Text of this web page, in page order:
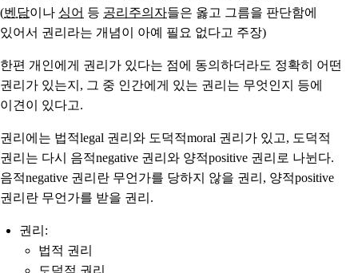
(벤담이나 싱어 등 공리주의자들은 옳고 그름을 판단함에
있어서 권리라는 개념이 아예 필요 없다고 주장)
한편 개인에게 권리가 있다는 점에 동의하더라도 정확히 어떤
권리가 있는지, 그 중 인간에게 있는 권리는 무엇인지 등에
이견이 있다고.
권리에는 법적legal 권리와 도덕적moral 권리가 있고, 도덕적
권리는 다시 음적negative 권리와 양적positive 권리로 나뉜다.
음적negative 권리란 무언가를 당하지 않을 권리, 양적positive
권리란 무언가를 받을 권리.
권리:
법적 권리
도덕적 권리